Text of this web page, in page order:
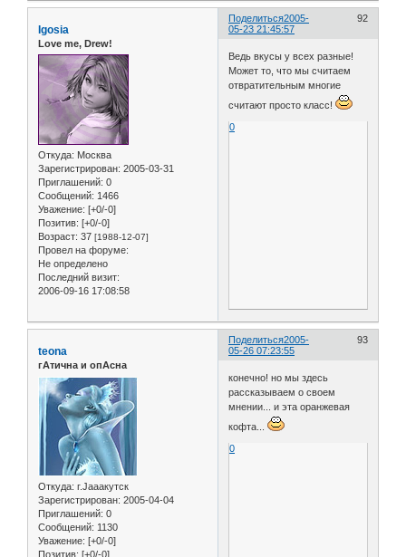
Поделиться 92
2005-
05-23 21:45:57
Igosia
Love me, Drew!
Откуда: Москва
Зарегистрирован: 2005-03-31
Приглашений: 0
Сообщений: 1466
Уважение: [+0/-0]
Позитив: [+0/-0]
Возраст: 37 [1988-12-07]
Провел на форуме:
Не определено
Последний визит:
2006-09-16 17:08:58
Ведь вкусы у всех разные!
Может то, что мы считаем
отвратительным многие
считают просто класс!
0
Поделиться 93
2005-
05-26 07:23:55
teona
гАтична и опАсна
Откуда: г.Jaaaкутск
Зарегистрирован: 2005-04-04
Приглашений: 0
Сообщений: 1130
Уважение: [+0/-0]
Позитив: [+0/-0]
конечно! но мы здесь
рассказываем о своем
мнении... и эта оранжевая
кофта...
0